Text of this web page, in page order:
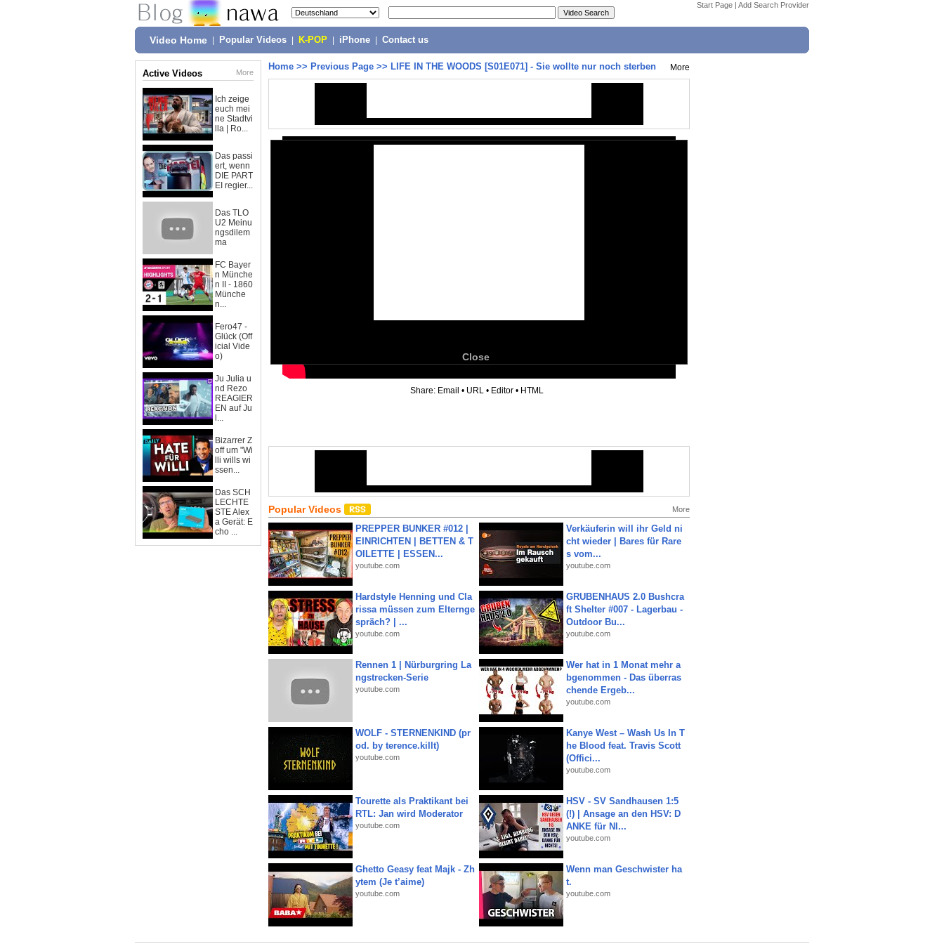
Start Page | Add Search Provider
Video Home Popular Videos K-POP iPhone Contact us
Active Videos More
Ich zeige
euch mei
ne Stadtvi
lla | Ro...
Das passi
ert, wenn
DIE PART
EI regier...
Das TLO
U2 Meinu
ngsdilem
ma
FC Bayer
n Münche
n II - 1860
Münche
n...
Fero47 -
Glück (Off
icial Vide
o)
Ju Julia u
nd Rezo
REAGIER
EN auf Ju
l...
Bizarrer Z
off um "Wi
lli wills wi
ssen...
Das SCH
LECHTE
STE Alex
a Gerät: E
cho ...
Home >> Previous Page >> LIFE IN THE WOODS [S01E071] - Sie wollte nur noch sterben More
Close
Share: Email • URL • Editor • HTML
Popular Videos More
PREPPER BUNKER #012 |
EINRICHTEN | BETTEN & T
OILETTE | ESSEN...
youtube.com
Verkäuferin will ihr Geld ni
cht wieder | Bares für Rare
s vom...
youtube.com
Hardstyle Henning und Cla
rissa müssen zum Elternge
spräch? | ...
youtube.com
GRUBENHAUS 2.0 Bushcra
ft Shelter #007 - Lagerbau -
Outdoor Bu...
youtube.com
Rennen 1 | Nürburgring La
ngstrecken-Serie
youtube.com
Wer hat in 1 Monat mehr a
bgenommen - Das überras
chende Ergeb...
youtube.com
WOLF - STERNENKIND (pr
od. by terence.killt)
youtube.com
Kanye West – Wash Us In T
he Blood feat. Travis Scott
(Offici...
youtube.com
Tourette als Praktikant bei
RTL: Jan wird Moderator
youtube.com
HSV - SV Sandhausen 1:5
(!) | Ansage an den HSV: D
ANKE für NI...
youtube.com
Ghetto Geasy feat Majk - Zh
ytem (Je t’aime)
youtube.com
Wenn man Geschwister ha
t.
youtube.com